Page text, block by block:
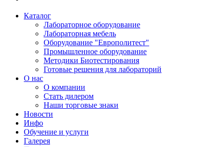
Каталог
Лабораторное оборудование
Лабораторная мебель
Оборудование "Европолитест"
Промышленное оборудование
Методики Биотестирования
Готовые решения для лабораторий
О нас
О компании
Стать дилером
Наши торговые знаки
Новости
Инфо
Обучение и услуги
Галерея